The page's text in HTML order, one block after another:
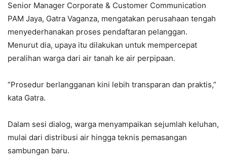
Senior Manager Corporate & Customer Communication
PAM Jaya, Gatra Vaganza, mengatakan perusahaan tengah
menyederhanakan proses pendaftaran pelanggan.
Menurut dia, upaya itu dilakukan untuk mempercepat
peralihan warga dari air tanah ke air perpipaan.
“Prosedur berlangganan kini lebih transparan dan praktis,”
kata Gatra.
Dalam sesi dialog, warga menyampaikan sejumlah keluhan,
mulai dari distribusi air hingga teknis pemasangan
sambungan baru.